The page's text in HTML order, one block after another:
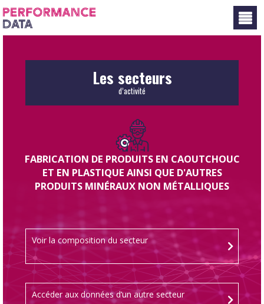
Panneau de gestion des cookies
Les secteurs
d’activité
FABRICATION DE PRODUITS EN CAOUTCHOUC
ET EN PLASTIQUE AINSI QUE D'AUTRES
PRODUITS MINÉRAUX NON MÉTALLIQUES
Voir la composition du secteur
Accéder aux données d’un autre secteur